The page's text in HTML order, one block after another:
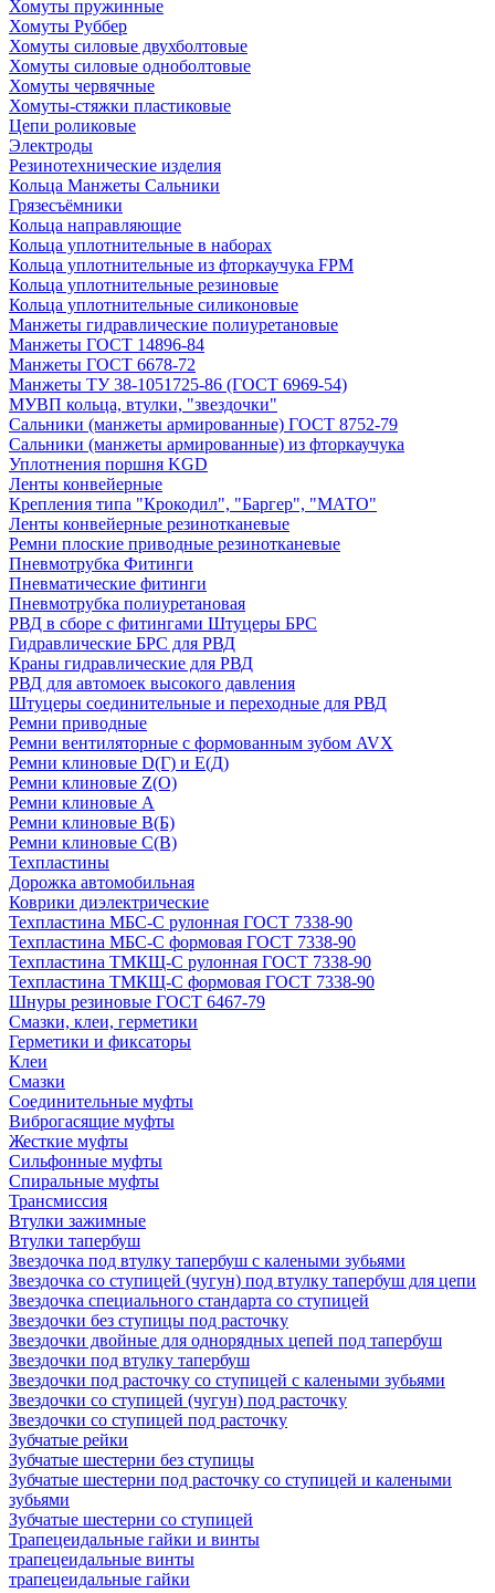
Хомуты пружинные
Хомуты Руббер
Хомуты силовые двухболтовые
Хомуты силовые одноболтовые
Хомуты червячные
Хомуты-стяжки пластиковые
Цепи роликовые
Электроды
Резинотехнические изделия
Кольца Манжеты Сальники
Грязесъёмники
Кольца направляющие
Кольца уплотнительные в наборах
Кольца уплотнительные из фторкаучука FPM
Кольца уплотнительные резиновые
Кольца уплотнительные силиконовые
Манжеты гидравлические полиуретановые
Манжеты ГОСТ 14896-84
Манжеты ГОСТ 6678-72
Манжеты ТУ 38-1051725-86 (ГОСТ 6969-54)
МУВП кольца, втулки, "звездочки"
Сальники (манжеты армированные) ГОСТ 8752-79
Сальники (манжеты армированные) из фторкаучука
Уплотнения поршня KGD
Ленты конвейерные
Крепления типа "Крокодил", "Баргер", "МАТО"
Ленты конвейерные резинотканевые
Ремни плоские приводные резинотканевые
Пневмотрубка Фитинги
Пневматические фитинги
Пневмотрубка полиуретановая
РВД в сборе с фитингами Штуцеры БРС
Гидравлические БРС для РВД
Краны гидравлические для РВД
РВД для автомоек высокого давления
Штуцеры соединительные и переходные для РВД
Ремни приводные
Ремни вентиляторные с формованным зубом AVX
Ремни клиновые D(Г) и Е(Д)
Ремни клиновые Z(О)
Ремни клиновые А
Ремни клиновые В(Б)
Ремни клиновые С(В)
Техпластины
Дорожка автомобильная
Коврики диэлектрические
Техпластина МБС-С рулонная ГОСТ 7338-90
Техпластина МБС-С формовая ГОСТ 7338-90
Техпластина ТМКЩ-С рулонная ГОСТ 7338-90
Техпластина ТМКЩ-С формовая ГОСТ 7338-90
Шнуры резиновые ГОСТ 6467-79
Смазки, клеи, герметики
Герметики и фиксаторы
Клеи
Смазки
Соединительные муфты
Виброгасящие муфты
Жесткие муфты
Сильфонные муфты
Спиральные муфты
Трансмиссия
Втулки зажимные
Втулки тапербуш
Звездочка под втулку тапербуш c калеными зубьями
Звездочка со ступицей (чугун) под втулку тапербуш для цепи
Звездочка специального стандарта со ступицей
Звездочки без ступицы под расточку
Звездочки двойные для однорядных цепей под тапербуш
Звездочки под втулку тапербуш
Звездочки под расточку со ступицей с калеными зубьями
Звездочки со ступицей (чугун) под расточку
Звездочки со ступицей под расточку
Зубчатые рейки
Зубчатые шестерни без ступицы
Зубчатые шестерни под расточку со ступицей и калеными
зубьями
Зубчатые шестерни со ступицей
Трапецеидальные гайки и винты
трапецеидальные винты
трапецеидальные гайки